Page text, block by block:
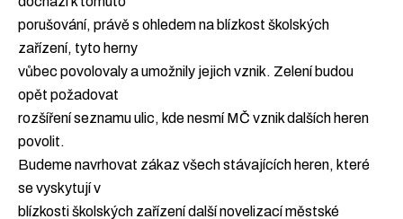
porušování, právě s ohledem na blízkost školských
zařízení, tyto herny
vůbec povolovaly a umožnily jejich vznik. Zelení budou
opět požadovat
rozšíření seznamu ulic, kde nesmí MČ vznik dalších heren
povolit.
Budeme navrhovat zákaz všech stávajících heren, které
se vyskytují v
blízkosti školských zařízení další novelizací městské